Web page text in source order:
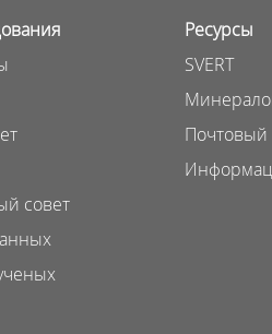
совет
Ресурсы
SVERT
Почтовый